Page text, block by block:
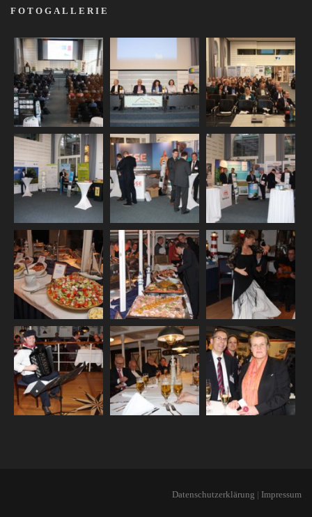
FOTOGALLERIE
Datenschutzerklärung | Impressum